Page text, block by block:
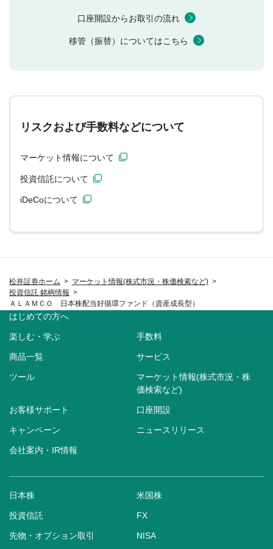
松井証券ホーム
マーケット情報(株式市況・株価検索など)
投資信託 銘柄情報
ＡＬＡＭＣＯ 日本株配当好循環ファンド（資産成長型）
口座開設からお取引の流れ
移管（振替）についてはこちら
リスクおよび手数料などについて
マーケット情報について
投資信託について
iDeCoについて
はじめての方へ
楽しむ・学ぶ 手数料
商品一覧 サービス
ツール
マーケット情報(株式市況・株
価検索など)
お客様サポート 口座開設
キャンペーン ニュースリリース
会社案内・IR情報
日本株 米国株
投資信託 FX
先物・オプション取引 NISA